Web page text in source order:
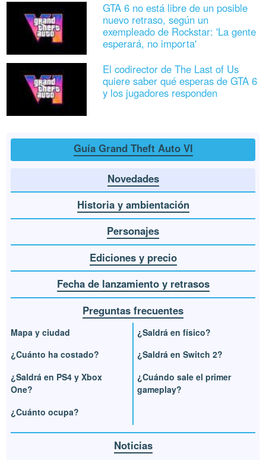
GTA 6 no está libre de un posible
nuevo retraso, según un
exempleado de Rockstar: 'La gente
esperará, no importa'
El codirector de The Last of Us
quiere saber qué esperas de GTA 6
y los jugadores responden
Guía Grand Theft Auto VI
Novedades
Historia y ambientación
Personajes
Ediciones y precio
Fecha de lanzamiento y retrasos
Preguntas frecuentes
Mapa y ciudad
¿Cuánto ha costado?
¿Saldrá en PS4 y Xbox
One?
¿Cuánto ocupa?
¿Saldrá en físico?
¿Saldrá en Switch 2?
¿Cuándo sale el primer
gameplay?
Noticias